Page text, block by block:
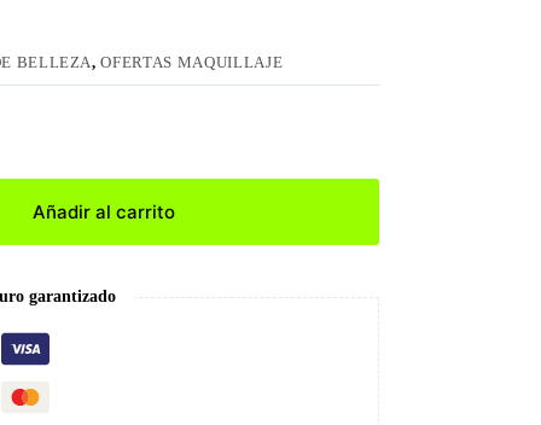
BELLEZA,OFERTAS MAQUILLAJE
Añadir al carrito
garantizado